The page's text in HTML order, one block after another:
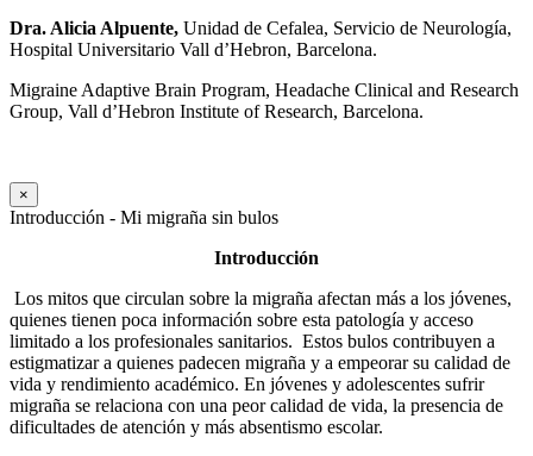
Dra. Alicia Alpuente, Unidad de Cefalea, Servicio de Neurología,
Hospital Universitario Vall d’Hebron, Barcelona.
Migraine Adaptive Brain Program, Headache Clinical and Research
Group, Vall d’Hebron Institute of Research, Barcelona.
×
Introducción - Mi migraña sin bulos
Introducción
Los mitos que circulan sobre la migraña afectan más a los jóvenes,
quienes tienen poca información sobre esta patología y acceso
limitado a los profesionales sanitarios. Estos bulos contribuyen a
estigmatizar a quienes padecen migraña y a empeorar su calidad de
vida y rendimiento académico. En jóvenes y adolescentes sufrir
migraña se relaciona con una peor calidad de vida, la presencia de
dificultades de atención y más absentismo escolar.